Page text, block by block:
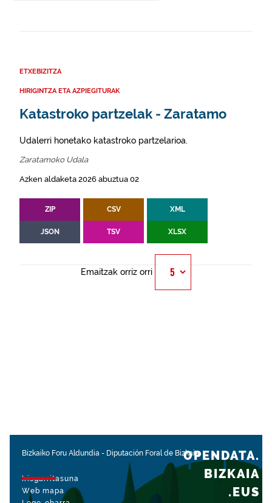
ETXEBIZITZA
HIRIGINTZA ETA AZPIEGITURAK
Katastroko partzelak - Zaratamo
Udalerri honetako katastroko partzelarioa.
Zaratamoko Udala
Azken aldaketa 2026 abuztua 02
ZIP CSV XML
JSON TSV XLSX
Emaitzak orriz orri
Bizkaiko Foru Aldundia - Diputación Foral de Bizkaia
Irisgarritasuna
Web mapa
OPENDATA.
BIZKAIA
.EUS